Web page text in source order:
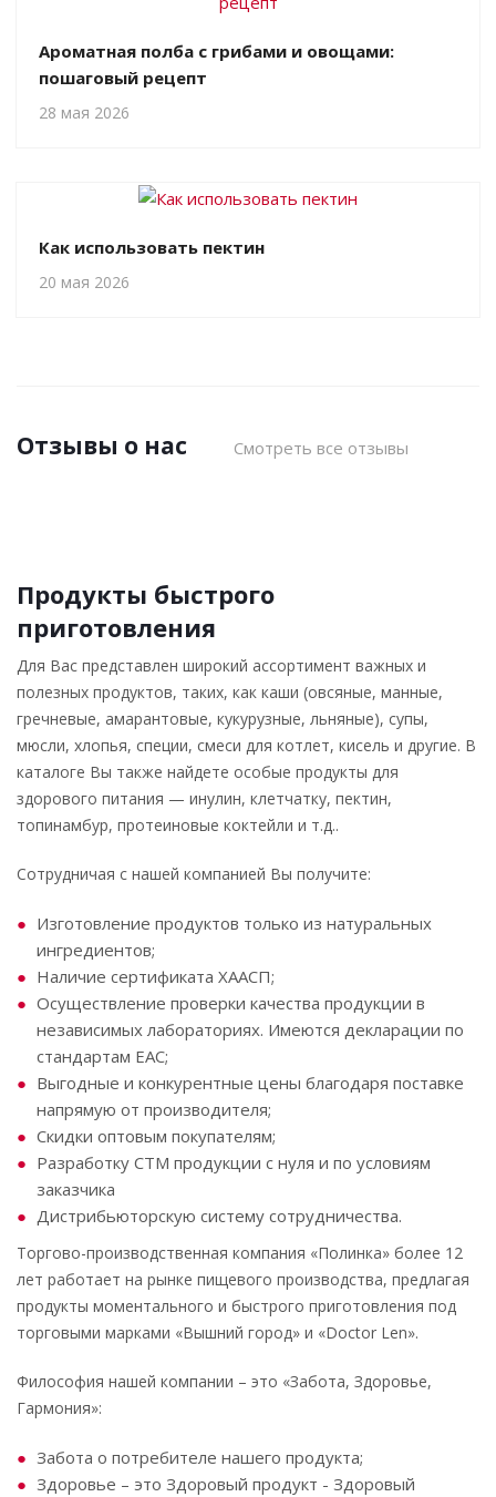
Ароматная полба с грибами и овощами:
пошаговый рецепт
28 мая 2026
Как использовать пектин
20 мая 2026
Отзывы о нас Смотреть все отзывы
Продукты быстрого
приготовления
Для Вас представлен широкий ассортимент важных и
полезных продуктов, таких, как каши (овсяные, манные,
гречневые, амарантовые, кукурузные, льняные), супы,
мюсли, хлопья, специи, смеси для котлет, кисель и другие. В
каталоге Вы также найдете особые продукты для
здорового питания — инулин, клетчатку, пектин,
топинамбур, протеиновые коктейли и т.д..
Сотрудничая с нашей компанией Вы получите:
Изготовление продуктов только из натуральных
ингредиентов;
Наличие сертификата ХААСП;
Осуществление проверки качества продукции в
независимых лабораториях. Имеются декларации по
стандартам ЕАС;
Выгодные и конкурентные цены благодаря поставке
напрямую от производителя;
Скидки оптовым покупателям;
Разработку СТМ продукции с нуля и по условиям
заказчика
Дистрибьюторскую систему сотрудничества.
Торгово-производственная компания «Полинка» более 12
лет работает на рынке пищевого производства, предлагая
продукты моментального и быстрого приготовления под
торговыми марками «Вышний город» и «Doctor Len».
Философия нашей компании – это «Забота, Здоровье,
Гармония»:
Забота о потребителе нашего продукта;
Здоровье – это Здоровый продукт - Здоровый